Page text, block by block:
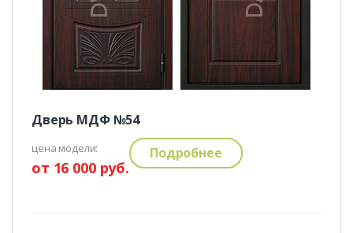
Дверь МДФ №54
цена модели:
от 16 000 руб.
Подробнее